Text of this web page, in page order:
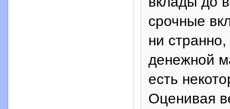
срочные
ни
денежной
есть
Оценивая